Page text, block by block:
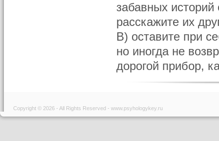
забавных
расскажите их
В) оставите при
но иногда не
дорогой прибор,
Copyright © 2026 - All Rights Reserved - www.psyhologykey.ru